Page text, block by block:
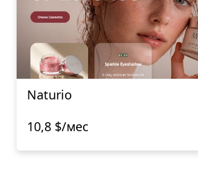
Naturio
10,8 $/мес